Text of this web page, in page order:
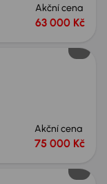
Akční cena
63 000 Kč
Akční cena
75 000 Kč